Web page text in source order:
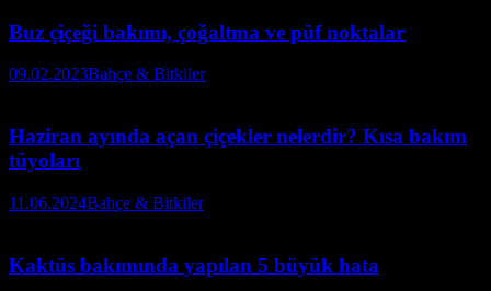
Buz çiçeği bakımı, çoğaltma ve püf noktalar
09.02.2023Bahçe & Bitkiler
Haziran ayında açan çiçekler nelerdir? Kısa bakım
tüyoları
11.06.2024Bahçe & Bitkiler
Kaktüs bakımında yapılan 5 büyük hata